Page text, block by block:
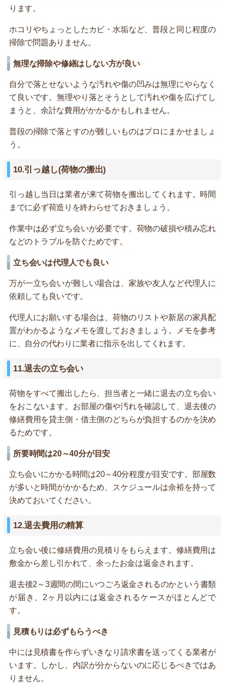
ります。
ホコリやちょっとしたカビ・水垢など、普段と同じ程度の
掃除で問題ありません。
無理な掃除や修繕はしない方が良い
自分で落とせないような汚れや傷の凹みは無理にやらなく
て良いです。無理やり落とそうとして汚れや傷を広げてし
まうと、余計な費用がかかるかもしれません。
普段の掃除で落とすのが難しいものはプロにまかせましょ
う。
10.引っ越し(荷物の搬出)
引っ越し当日は業者が来て荷物を搬出してくれます。時間
までに必ず荷造りを終わらせておきましょう。
作業中は必ず立ち会いが必要です。荷物の破損や積み忘れ
などのトラブルを防ぐためです。
立ち会いは代理人でも良い
万が一立ち会いが難しい場合は、家族や友人など代理人に
依頼しても良いです。
代理人にお願いする場合は、荷物のリストや新居の家具配
置がわかるようなメモを渡しておきましょう。メモを参考
に、自分の代わりに業者に指示を出してくれます。
11.退去の立ち会い
荷物をすべて搬出したら、担当者と一緒に退去の立ち会い
をおこないます。お部屋の傷や汚れを確認して、退去後の
修繕費用を貸主側・借主側のどちらが負担するのかを決め
るためです。
所要時間は20～40分が目安
立ち会いにかかる時間は20～40分程度が目安です。部屋数
が多いと時間がかかるため、スケジュールは余裕を持って
決めておいてください。
12.退去費用の精算
立ち会い後に修繕費用の見積りをもらえます。修繕費用は
敷金から差し引かれて、余ったお金は返金されます。
退去後2～3週間の間にいつごろ返金されるのかという書類
が届き、2ヶ月以内には返金されるケースがほとんどで
す。
見積もりは必ずもらうべき
中には見積書を作らずいきなり請求書を送ってくる業者が
います。しかし、内訳が分からないのに応じるべきではあ
りません。